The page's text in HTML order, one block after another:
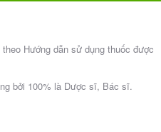
Hướng dẫn sử dụng thuốc được
bởi 100% là Dược sĩ, Bác sĩ.